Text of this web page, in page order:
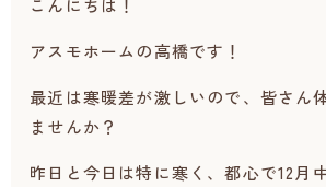
こんにちは！
アスモホームの高橋です！
最近は寒暖差が激しいので、皆さん
ませんか？
昨日と今日は特に寒く、都心で12月